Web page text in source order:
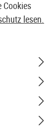
Cookies
lesen.